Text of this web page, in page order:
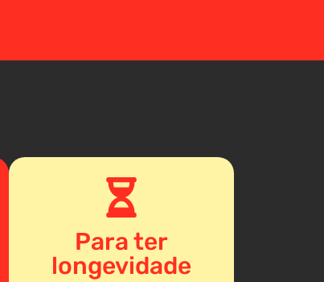
Para ter
longevidade